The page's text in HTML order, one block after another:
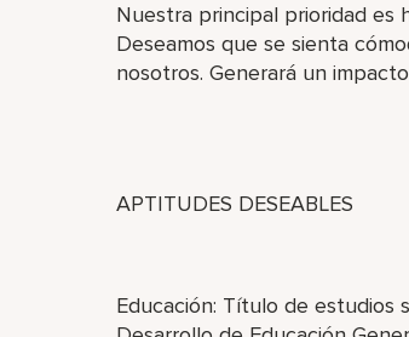
Nuestra principal prioridad es
Deseamos que se sienta
nosotros. Generará un
APTITUDES DESEABLES
Educación: Título de estudios